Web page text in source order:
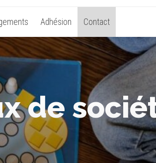
Adhésion Contact
de